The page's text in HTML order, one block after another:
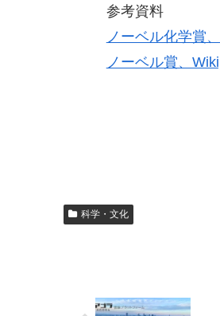
参考資料
ノーベル化学賞
ノーベル賞、
科学・文化